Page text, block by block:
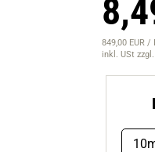
849,00 EUR /
inkl. USt